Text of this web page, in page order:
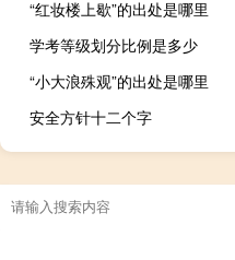
“红妆楼上歇”的出处是哪里
学考等级划分比例是多少
“小大浪殊观”的出处是哪里
安全方针十二个字